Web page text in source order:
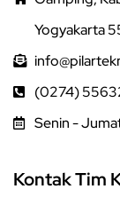
Yogyakarta
(0274)
Senin -
Kontak Tim